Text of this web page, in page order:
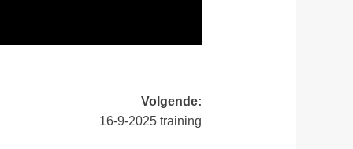
Volgende:
16-9-2025 training